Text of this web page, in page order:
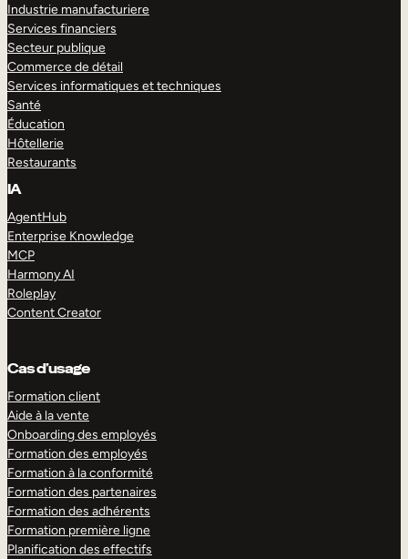
Industrie manufacturiere
Services financiers
Secteur publique
Commerce de détail
Services informatiques et techniques
Santé
Éducation
Hôtellerie
Restaurants
IA
AgentHub
Enterprise Knowledge
MCP
Harmony AI
Roleplay
Content Creator
Cas d’usage
Formation client
Aide à la vente
Onboarding des employés
Formation des employés
Formation à la conformité
Formation des partenaires
Formation des adhérents
Formation première ligne
Planification des effectifs